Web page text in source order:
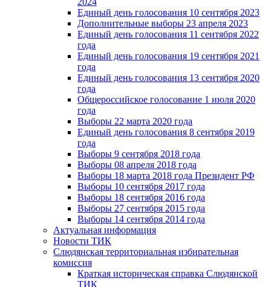
Единый день голосования 10 сентября 2023
Дополнительные выборы 23 апреля 2023
Единый день голосования 11 сентября 2022
года
Единый день голосования 19 сентября 2021
года
Единый день голосования 13 сентября 2020
года
Общероссийское голосование 1 июля 2020
года
Выборы 22 марта 2020 года
Единый день голосования 8 сентября 2019
года
Выборы 9 сентября 2018 года
Выборы 08 апреля 2018 года
Выборы 18 марта 2018 года Президент РФ
Выборы 10 сентября 2017 года
Выборы 18 сентября 2016 года
Выборы 27 сентября 2015 года
Выборы 14 сентября 2014 года
Актуальная информация
Новости ТИК
Слюдянская территориальная избирательная
комиссия
Краткая историческая справка Слюдянской
ТИК